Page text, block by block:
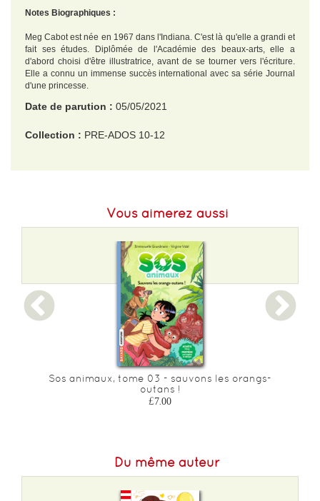
Notes Biographiques :
Meg Cabot est née en 1967 dans l'Indiana. C'est là qu'elle a grandi et
fait ses études. Diplômée de l'Académie des beaux-arts, elle a
d'abord choisi d'être illustratrice, avant de se tourner vers l'écriture.
Elle a connu un immense succès international avec sa série Journal
d'une princesse.
Date de parution : 05/05/2021
Collection : PRE-ADOS 10-12
Vous aimerez aussi
Sos animaux, tome 03 - sauvons les orangs-
outans !
£7.00
Du même auteur